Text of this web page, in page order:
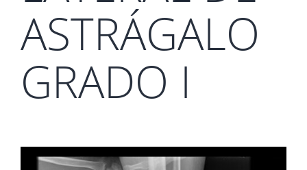
ASTRÁGALO
GRADO I